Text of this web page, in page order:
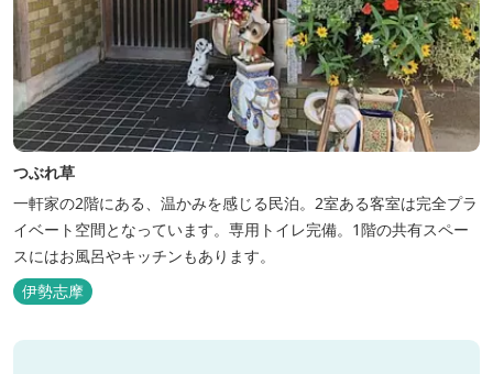
つぶれ草
一軒家の2階にある、温かみを感じる民泊。2室ある客室は完全プラ
イベート空間となっています。専用トイレ完備。1階の共有スペー
スにはお風呂やキッチンもあります。
伊勢志摩